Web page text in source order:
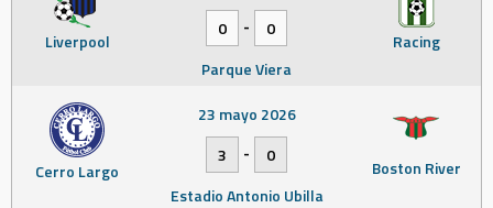
Liverpool Racing
0
-
0
Parque Viera
Cerro Largo Boston River
23 mayo 2026
3
-
0
Estadio Antonio Ubilla